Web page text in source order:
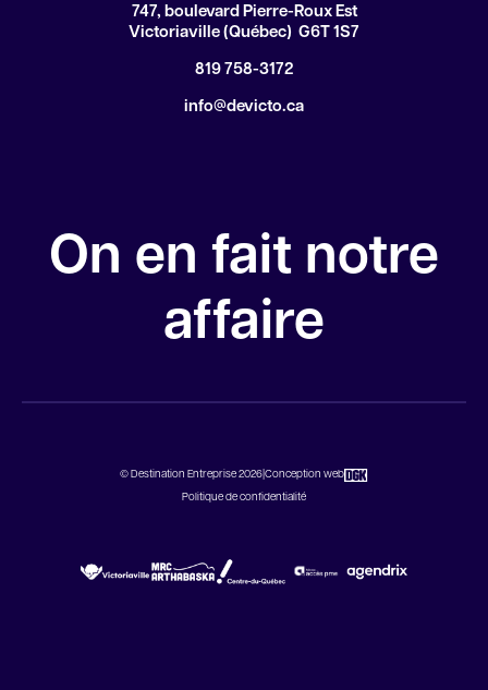
747, boulevard Pierre-Roux Est
Victoriaville (Québec) G6T 1S7
819 758-3172
info@devicto.ca
On en fait notre
affaire
© Destination Entreprise 2026|Conception web
Politique de confidentialité